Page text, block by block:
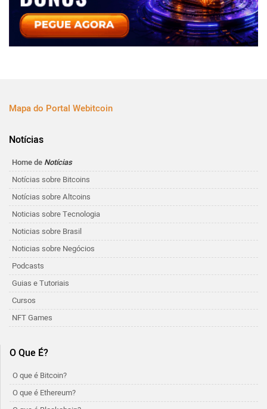
Mapa do Portal Webitcoin
Notícias
Home de Notícias
Notícias sobre Bitcoins
Notícias sobre Altcoins
Noticias sobre Tecnologia
Noticias sobre Brasil
Noticias sobre Negócios
Podcasts
Guias e Tutoriais
Cursos
NFT Games
O Que É?
O que é Bitcoin?
O que é Ethereum?